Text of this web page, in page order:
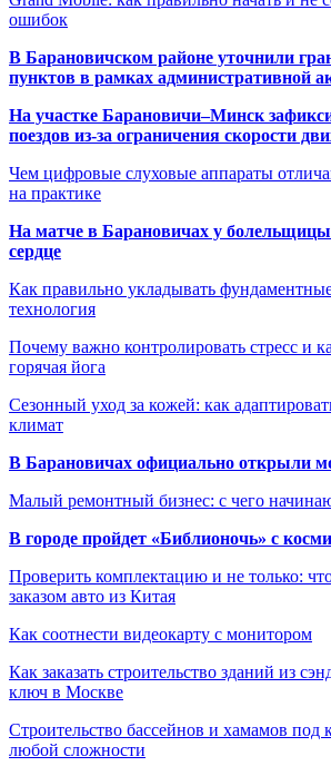
ошибок
В Барановичском районе уточнили
пунктов в рамках административной
На участке Барановичи–Минск
поездов из-за ограничения скорости
Чем цифровые слуховые аппараты
на практике
На матче в Барановичах у болельщицы
сердце
Как правильно укладывать
технология
Почему важно контролировать стресс и
горячая йога
Сезонный уход за кожей: как
климат
В Барановичах официально открыли
Малый ремонтный бизнес: с чего
В городе пройдет «Библионочь» с
Проверить комплектацию и не только:
заказом авто из Китая
Как соотнести видеокарту с монитором
Как заказать строительство зданий из
ключ в Москве
Строительство бассейнов и хамамов под
любой сложности